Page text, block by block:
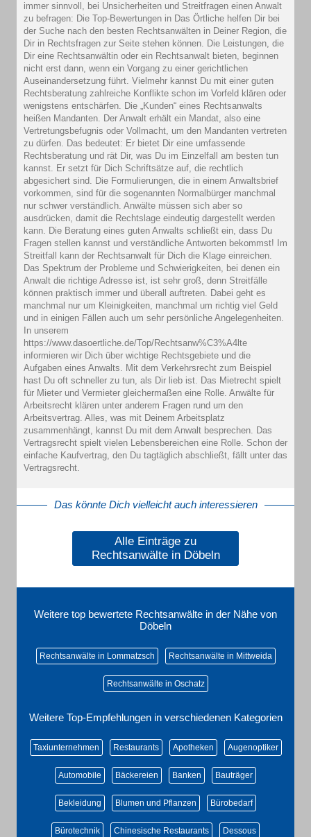
immer sinnvoll, bei Unsicherheiten und Streitfragen einen Anwalt
zu befragen: Die Top-Bewertungen in Das Örtliche helfen Dir bei
der Suche nach den besten Rechtsanwälten in Deiner Region, die
Dir in Rechtsfragen zur Seite stehen können. Die Leistungen, die
Dir eine Rechtsanwältin oder ein Rechtsanwalt bieten, beginnen
nicht erst dann, wenn ein Vorgang zu einer gerichtlichen
Auseinandersetzung führt. Vielmehr kannst Du mit einer guten
Rechtsberatung zahlreiche Konflikte schon im Vorfeld klären oder
wenigstens entschärfen. Die „Kunden“ eines Rechtsanwalts
heißen Mandanten. Der Anwalt erhält ein Mandat, also eine
Vertretungsbefugnis oder Vollmacht, um den Mandanten vertreten
zu dürfen. Das bedeutet: Er bietet Dir eine umfassende
Rechtsberatung und rät Dir, was Du im Einzelfall am besten tun
kannst. Er setzt für Dich Schriftsätze auf, die rechtlich
abgesichert sind. Die Formulierungen, die in einem Anwaltsbrief
vorkommen, sind für die sogenannten Normalbürger manchmal
nur schwer verständlich. Anwälte müssen sich aber so
ausdrücken, damit die Rechtslage eindeutig dargestellt werden
kann. Die Beratung eines guten Anwalts schließt ein, dass Du
Fragen stellen kannst und verständliche Antworten bekommst! Im
Streitfall kann der Rechtsanwalt für Dich die Klage einreichen.
Das Spektrum der Probleme und Schwierigkeiten, bei denen ein
Anwalt die richtige Adresse ist, ist sehr groß, denn Streitfälle
können praktisch immer und überall auftreten. Dabei geht es
manchmal nur um Kleinigkeiten, manchmal um richtig viel Geld
und in einigen Fällen auch um sehr persönliche Angelegenheiten.
In unserem
https://www.dasoertliche.de/Top/Rechtsanw%C3%A4lte
informieren wir Dich über wichtige Rechtsgebiete und die
Aufgaben eines Anwalts. Mit dem Verkehrsrecht zum Beispiel
hast Du oft schneller zu tun, als Dir lieb ist. Das Mietrecht spielt
für Mieter und Vermieter gleichermaßen eine Rolle. Anwälte für
Arbeitsrecht klären unter anderem Fragen rund um den
Arbeitsvertrag. Alles, was mit Deinem Arbeitsplatz
zusammenhängt, kannst Du mit dem Anwalt besprechen. Das
Vertragsrecht spielt vielen Lebensbereichen eine Rolle. Schon der
einfache Kaufvertrag, den Du tagtäglich abschließt, fällt unter das
Vertragsrecht.
Das könnte Dich vielleicht auch interessieren
Alle Einträge zu
Rechtsanwälte in Döbeln
Weitere top bewertete Rechtsanwälte in der Nähe von
Döbeln
Rechtsanwälte in Lommatzsch Rechtsanwälte in Mittweida
Rechtsanwälte in Oschatz
Weitere Top-Empfehlungen in verschiedenen Kategorien
Taxiunternehmen Restaurants Apotheken Augenoptiker
Automobile Bäckereien Banken Bauträger
Bekleidung Blumen und Pflanzen Bürobedarf
Bürotechnik Chinesische Restaurants Dessous